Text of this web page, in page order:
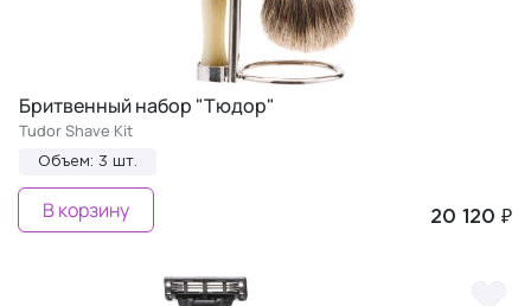
Бритвенный набор "Тюдор"
Tudor Shave Kit
Объем: 3 шт.
20 120 ₽
В корзину